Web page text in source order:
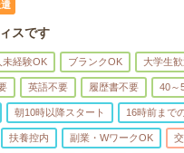
スです
未経験OK ブランクOK 大学生歓
英語不要 履歴書不要 40～
朝10時以降スタート 16時前まで
扶養控内 副業・WワークOK